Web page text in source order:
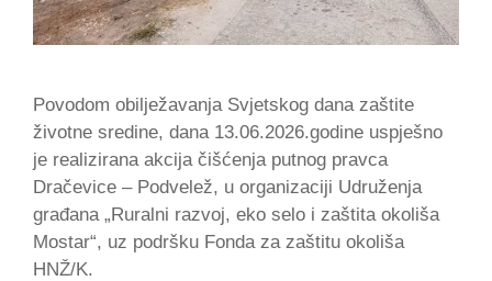
Povodom obilježavanja Svjetskog dana zaštite
životne sredine, dana 13.06.2026.godine uspješno
je realizirana akcija čišćenja putnog pravca
Dračevice – Podvelež, u organizaciji Udruženja
građana „Ruralni razvoj, eko selo i zaštita okoliša
Mostar“, uz podršku Fonda za zaštitu okoliša
HNŽ/K.